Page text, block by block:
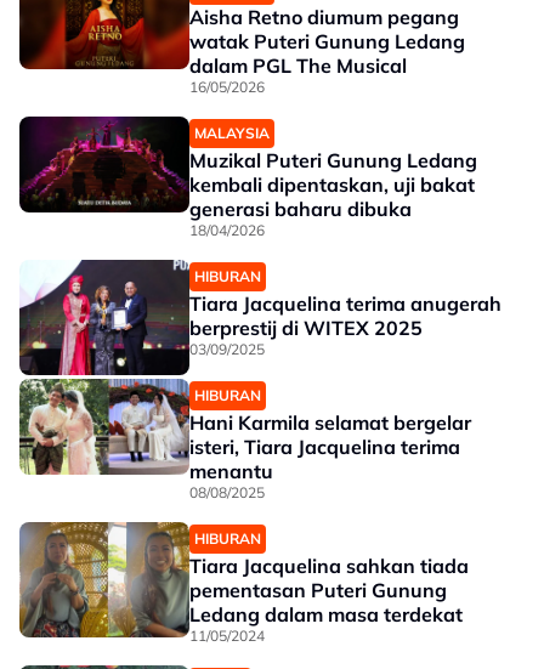
Aisha Retno diumum pegang
watak Puteri Gunung Ledang
dalam PGL The Musical
16/05/2026
MALAYSIA
Muzikal Puteri Gunung Ledang
kembali dipentaskan, uji bakat
generasi baharu dibuka
18/04/2026
HIBURAN
Tiara Jacquelina terima anugerah
berprestij di WITEX 2025
03/09/2025
HIBURAN
Hani Karmila selamat bergelar
isteri, Tiara Jacquelina terima
menantu
08/08/2025
HIBURAN
Tiara Jacquelina sahkan tiada
pementasan Puteri Gunung
Ledang dalam masa terdekat
11/05/2024